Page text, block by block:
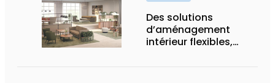
Des solutions
d’aménagement
intérieur flexibles,